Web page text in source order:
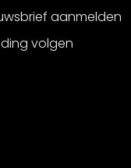
aanmelden
volgen